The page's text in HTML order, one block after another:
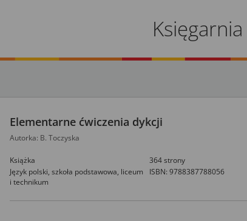
Księgarnia
Elementarne ćwiczenia dykcji
Autorka: B. Toczyska
Książka
Język polski, szkoła podstawowa, liceum
i technikum
364 strony
ISBN: 9788387788056